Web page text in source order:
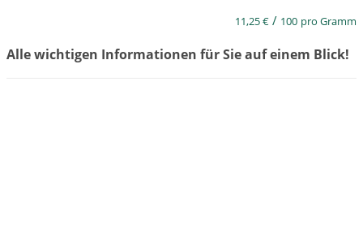
11,25€ / 100 pro Gramm
Alle wichtigen Informationen für Sie auf einem Blick!